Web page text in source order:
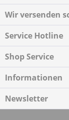
Wir versenden
Service Hotline
Shop Service
Informationen
Newsletter